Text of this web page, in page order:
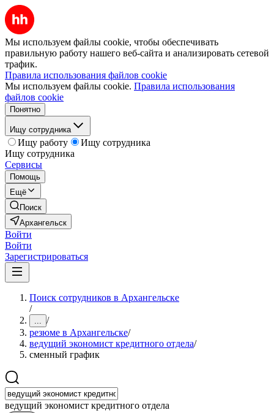
Мы используем файлы cookie, чтобы обеспечивать
правильную работу нашего веб-сайта и анализировать сетевой
трафик.
Правила использования файлов cookie
Мы используем файлы cookie. Правила использования
файлов cookie
Понятно
Ищу сотрудника
Ищу работу
Ищу сотрудника
Ищу сотрудника
Сервисы
Помощь
Ещё
Поиск
Архангельск
Войти
Войти
Зарегистрироваться
Поиск сотрудников в Архангельске
/
... /
резюме в Архангельске/
ведущий экономист кредитного отдела/
сменный график
ведущий экономист кредитного отдела